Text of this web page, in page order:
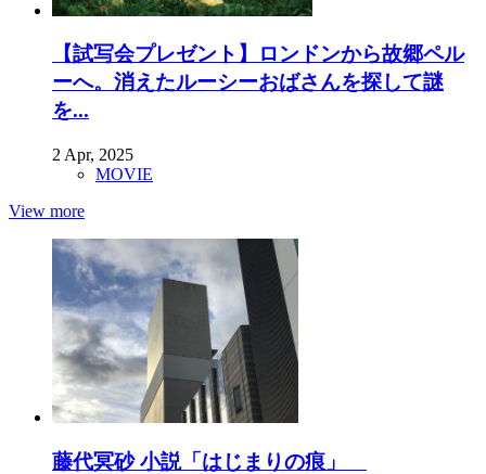
【試写会プレゼント】ロンドンから故郷ペル
ーへ。消えたルーシーおばさんを探して謎
を...
2 Apr, 2025
MOVIE
View more
藤代冥砂 小説「はじまりの痕」